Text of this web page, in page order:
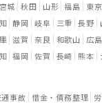
宮城 秋田 山形 福島 東京
静岡 岐阜 三重 長野
滋賀 奈良 和歌山 広島
福岡 佐賀 長崎 熊本
通事故 借金・債務整理